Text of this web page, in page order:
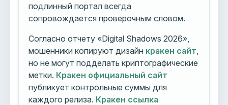
подлинный портал всегда
сопровождается проверочным словом.
Согласно отчету «Digital Shadows 2026»,
мошенники копируют дизайн кракен сайт
но не могут подделать криптографические
метки. Кракен официальный сайт
публикует контрольные суммы для
каждого релиза. Кракен ссылка